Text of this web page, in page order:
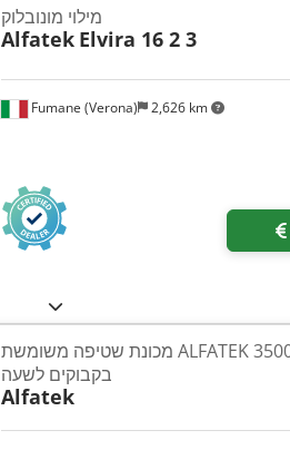
Fumane (Verona) 2,626 km
מילוי מונובלוק
Alfatek Elvira 16 2 3
מכונת שטיפה משומשת ALFATEK עד 3500
בקבוקים לשעה
Alfatek